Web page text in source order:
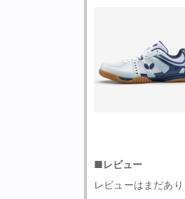
■レビュー
レビューはまだあり